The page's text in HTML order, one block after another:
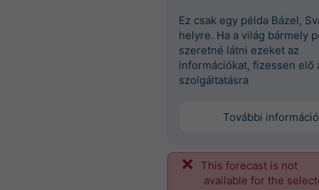
Ez csak egy példa Bázel,
helyre. Ha a világ bármely
szeretné látni ezeket az
információkat, fizessen elő
szolgáltatásra
További információ
This forecast is not
available for the